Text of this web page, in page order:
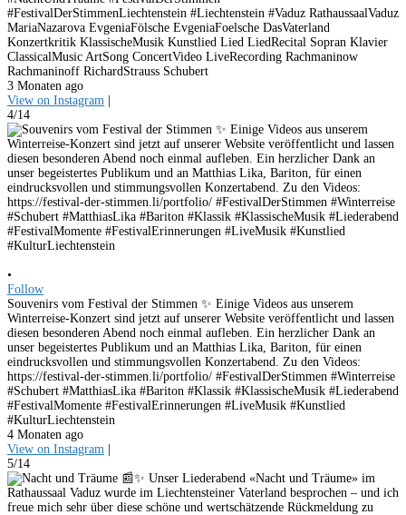
#FestivalDerStimmenLiechtenstein #Liechtenstein #Vaduz RathaussaalVaduz
MariaNazarova EvgeniaFölsche EvgeniaFoelsche DasVaterland
Konzertkritik KlassischeMusik Kunstlied Lied LiedRecital Sopran Klavier
ClassicalMusic ArtSong ConcertVideo LiveRecording Rachmaninow
Rachmaninoff RichardStrauss Schubert
3 Monaten ago
View on Instagram
4/14
•
Follow
Souvenirs vom Festival der Stimmen ✨ Einige Videos aus unserem
Winterreise-Konzert sind jetzt auf unserer Website veröffentlicht und lassen
diesen besonderen Abend noch einmal aufleben. Ein herzlicher Dank an
unser begeistertes Publikum und an Matthias Lika, Bariton, für einen
eindrucksvollen und stimmungsvollen Konzertabend. Zu den Videos:
https://festival-der-stimmen.li/portfolio/ #FestivalDerStimmen #Winterreise
#Schubert #MatthiasLika #Bariton #Klassik #KlassischeMusik #Liederabend
#FestivalMomente #FestivalErinnerungen #LiveMusik #Kunstlied
#KulturLiechtenstein
4 Monaten ago
View on Instagram
5/14